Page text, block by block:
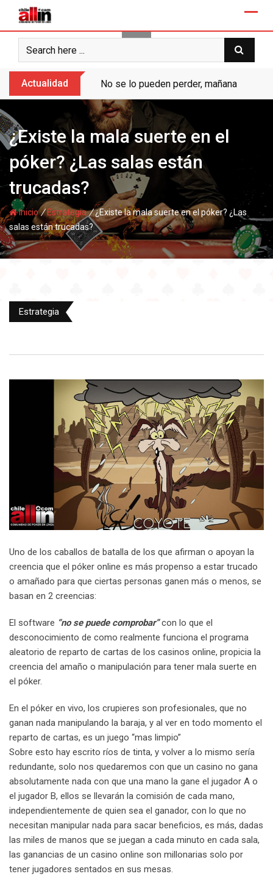
content
Actualidad No se lo pueden perder, mañana “Ases
¿Existe la mala suerte en el
póker? ¿Las salas están
trucadas?
Inicio/Estrategia/¿Existe la mala suerte en el póker? ¿Las
salas están trucadas?
Estrategia
Uno de los caballos de batalla de los que afirman o apoyan la
creencia que el póker online es más propenso a estar trucado
o amañado para que ciertas personas ganen más o menos, se
basan en 2 creencias:
El software “no se puede comprobar”con lo que el
desconocimiento de como realmente funciona el programa
aleatorio de reparto de cartas de los casinos online, propicia la
creencia del amaño o manipulación para tener mala suerte en
el póker.
En el póker en vivo, los crupieres son profesionales, que no
ganan nada manipulando la baraja, y al ver en todo momento el
reparto de cartas, es un juego “mas limpio”
Sobre esto hay escrito ríos de tinta, y volver a lo mismo sería
redundante, solo nos quedaremos con que un casino no gana
absolutamente nada con que una mano la gane el jugador A o
el jugador B, ellos se llevarán la comisión de cada mano,
independientemente de quien sea el ganador, con lo que no
necesitan manipular nada para sacar beneficios, es más, dadas
las miles de manos que se juegan a cada minuto en cada sala,
las ganancias de un casino online son millonarias solo por
tener jugadores sentados en sus mesas.